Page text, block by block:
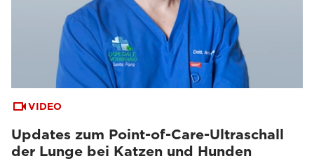
VIDEO
Updates zum Point-of-Care-Ultraschall
der Lunge bei Katzen und Hunden